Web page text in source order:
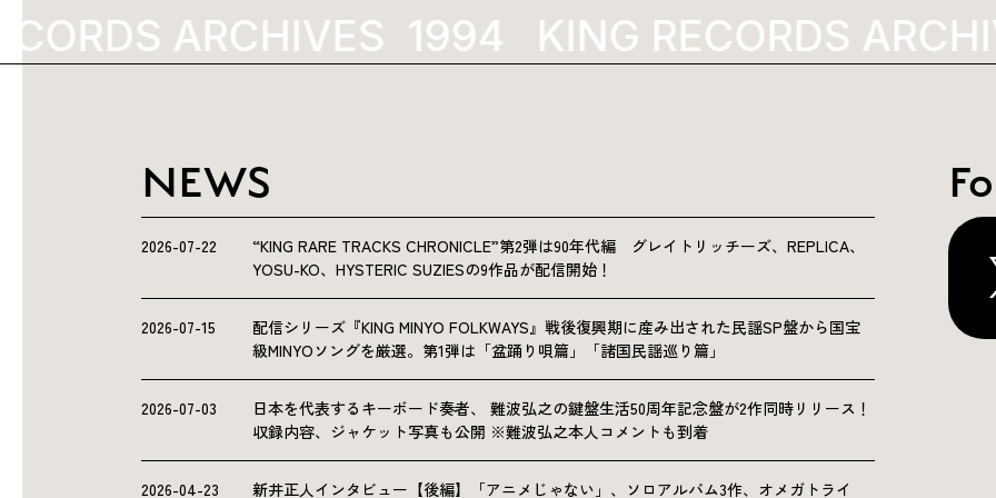
ARCHIVES KING RECORDS
NEWS
2026-07-22
“KING RARE TRACKS CHRONICLE”第2弾は90年代編 グレイトリッチーズ、REPLICA、
YOSU-KO、HYSTERIC SUZIESの9作品が配信開始！
2026-07-15
配信シリーズ『KING MINYO FOLKWAYS』戦後復興期に産み出された民謡SP盤から国宝
級MINYOソングを厳選。第1弾は「盆踊り唄篇」「諸国民謡巡り篇」
2026-07-03
日本を代表するキーボード奏者、 難波弘之の鍵盤生活50周年記念盤が2作同時リリース！
収録内容、ジャケット写真も公開 ※難波弘之本人コメントも到着
2026-04-23 新井正人インタビュー【後編】「アニメじゃない」、ソロアルバム3作、オメガトライ